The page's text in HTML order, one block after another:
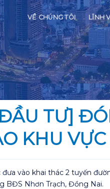
VỀ CHÚNG TÔI LĨNH
TƯ]
KHU
vào khai thác 2 tuyến
BĐS Nhơn Trạch, Đồng Nai.